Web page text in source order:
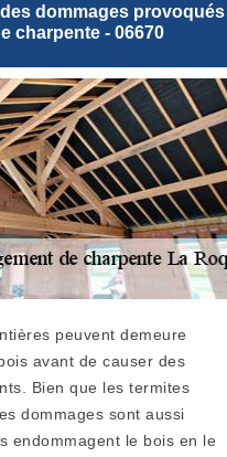
dommages provoqués
charpente - 06670
peuvent demeure
avant de causer des
Bien que les termites
dommages sont aussi
endommagent le bois en le